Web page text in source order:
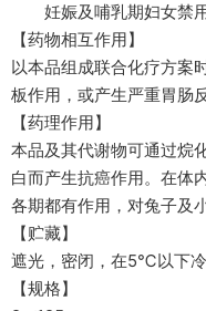
妊娠及哺乳期妇女禁用
【药物相互作用】
以本品组成联合化疗方案
板作用，或产生严重胃肠
【药理作用】
本品及其代谢物可通过烷
白而产生抗癌作用。在体
各期都有作用，对兔子及
【贮藏】
遮光，密闭，在5℃以下冷
【规格】